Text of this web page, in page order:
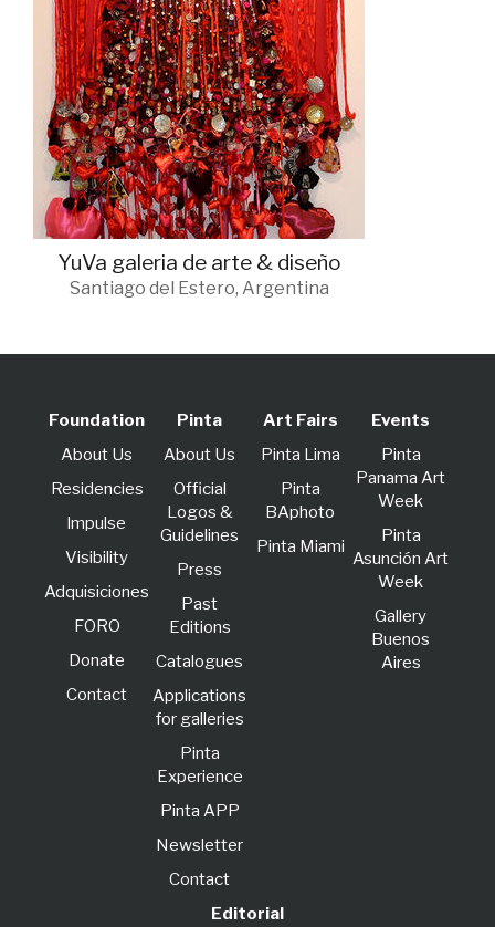
YuVa galeria de arte & diseño
Santiago del Estero, Argentina
Foundation
About Us
Residencies
lmpulse
Visibility
Adquisiciones
FORO
Donate
Contact
Pinta
About Us
Official
Logos &
Guidelines
Press
Past
Editions
Catalogues
Applications
for galleries
Pinta
Experience
Pinta APP
Newsletter
Contact
Art Fairs
Pinta Lima
Pinta
BAphoto
Pinta Miami
Events
Pinta
Panama Art
Week
Pinta
Asunción Art
Week
Gallery
Buenos
Aires
Editorial